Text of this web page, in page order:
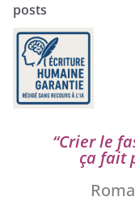
posts
“Crier le
ça fait